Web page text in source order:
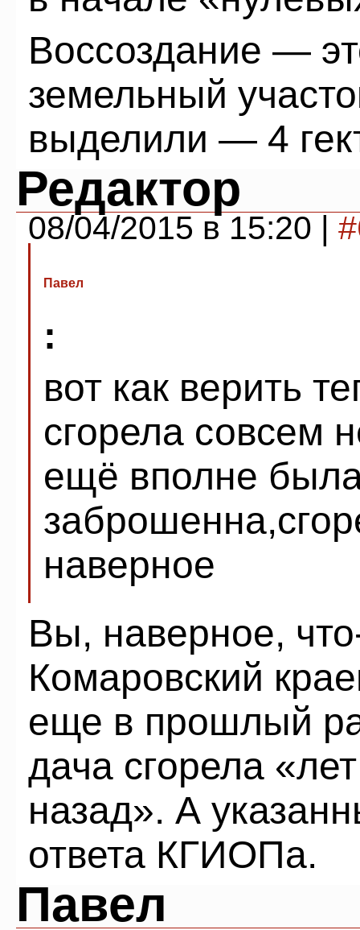
Воссоздание —
земельный
выделили — 4
Редактор
08/04/2015 в 15:20 |
Павел
:
вот как верить
сгорела совсем
ещё вполне
наверное
Вы, наверное,
Комаровский
еще в прошлый
дача сгорела
назад». А
ответа КГИОПа.
Павел